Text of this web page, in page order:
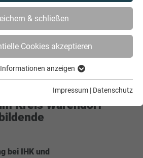
& schließen
Cookies akzeptieren
anzeigen
Impressum | Datenschutz
WARENDORF SUCHEN
Kreis Warendorf
bei IHK und